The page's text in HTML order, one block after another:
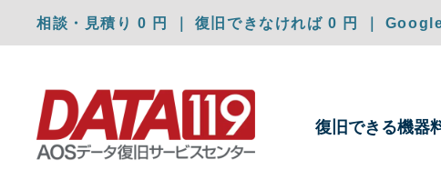
相談・見積り 0 円 ｜ 復旧できなければ 0 円 ｜
復旧できる機器